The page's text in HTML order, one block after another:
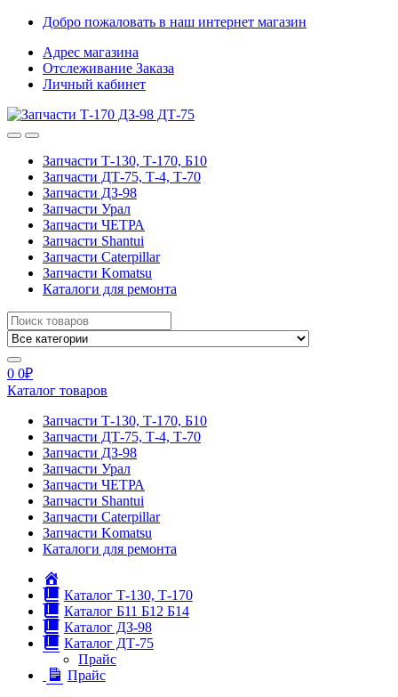
Skip
navigation
Skip
content
Добро пожаловать в наш интернет магазин
Адрес магазина
Отслеживание Заказа
Личный кабинет
Запчасти Т-130, Т-170, Б10
Запчасти ДТ-75, Т-4, Т-70
Запчасти ДЗ-98
Запчасти Урал
Запчасти ЧЕТРА
Запчасти Shantui
Запчасти Caterpillar
Запчасти Komatsu
Каталоги для ремонта
Search
for:
0 0₽
Каталог товаров
Запчасти Т-130, Т-170, Б10
Запчасти ДТ-75, Т-4, Т-70
Запчасти ДЗ-98
Запчасти Урал
Запчасти ЧЕТРА
Запчасти Shantui
Запчасти Caterpillar
Запчасти Komatsu
Каталоги для ремонта
Каталог Т-130, Т-170
Каталог Б11 Б12 Б14
Каталог ДЗ-98
Каталог ДТ-75
Прайс
Прайс